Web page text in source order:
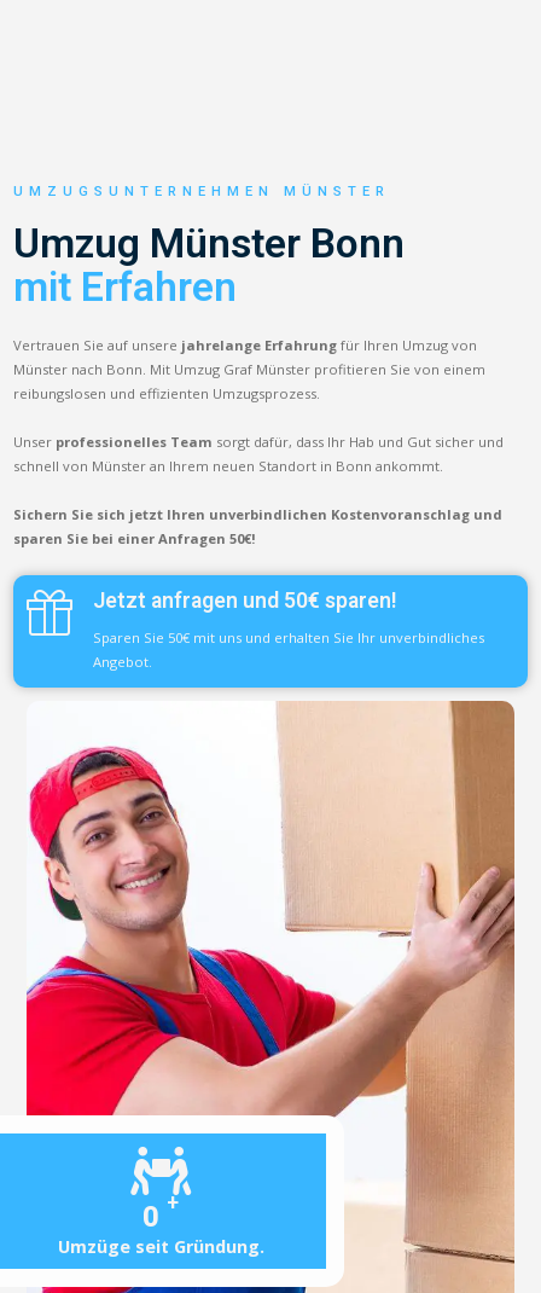
0 +
Umzüge seit Gründung.
UMZUGSUNTERNEHMEN MÜNSTER
Umzug Münster Bonn
mit Erfahren
Vertrauen Sie auf unsere jahrelange Erfahrung für Ihren Umzug von
Münster nach Bonn. Mit Umzug Graf Münster profitieren Sie von einem
reibungslosen und effizienten Umzugsprozess.
Unser professionelles Team sorgt dafür, dass Ihr Hab und Gut sicher und
schnell von Münster an Ihrem neuen Standort in Bonn ankommt.
Sichern Sie sich jetzt Ihren unverbindlichen Kostenvoranschlag und
sparen Sie bei einer Anfragen 50€!
Jetzt anfragen und 50€ sparen!
Sparen Sie 50€ mit uns und erhalten Sie Ihr unverbindliches
Angebot.